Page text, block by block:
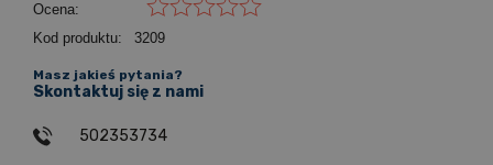
Ocena:
Kod produktu:
3209
Masz jakieś pytania?
Skontaktuj się z nami
502353734